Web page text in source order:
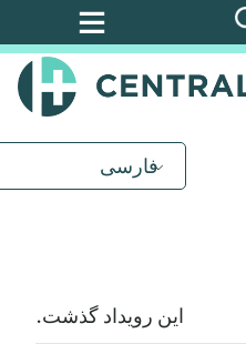
فارسی
این رویداد گذشت.